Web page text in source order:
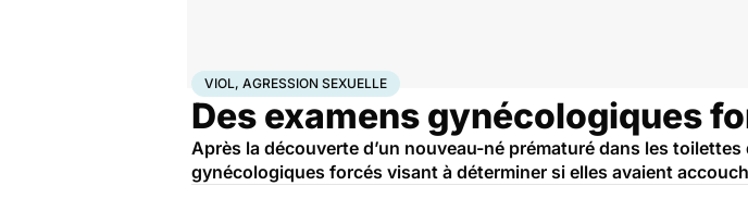
Accueil SantéViol, agression sexuelle
VIOL, AGRESSION SEXUELLE
Des examens gynécologiques
Après la découverte d’un nouveau-né prématuré dans les
gynécologiques forcés visant à déterminer si elles avaient